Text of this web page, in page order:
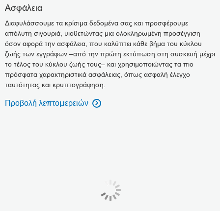
Ασφάλεια
Διαφυλάσσουμε τα κρίσιμα δεδομένα σας και προσφέρουμε
απόλυτη σιγουριά, υιοθετώντας μια ολοκληρωμένη προσέγγιση
όσον αφορά την ασφάλεια, που καλύπτει κάθε βήμα του κύκλου
ζωής των εγγράφων –από την πρώτη εκτύπωση στη συσκευή μέχρι
το τέλος του κύκλου ζωής τους– και χρησιμοποιώντας τα πιο
πρόσφατα χαρακτηριστικά ασφάλειας, όπως ασφαλή έλεγχο
ταυτότητας και κρυπτογράφηση.
Προβολή λεπτομερειών
